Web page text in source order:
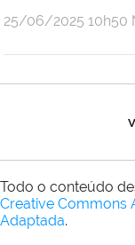
por
da
publicado
25/06/2025 10h50
Todo o conteúdo
Creative Commons
Adaptada.